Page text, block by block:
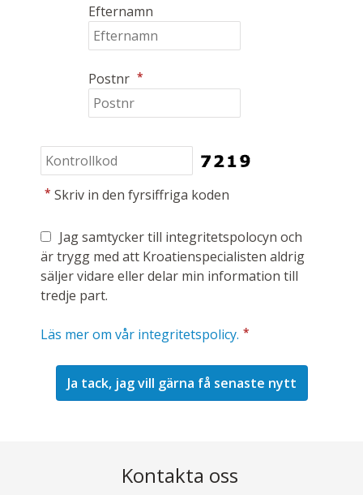
Efternamn
Postnr *
* Skriv in den fyrsiffriga koden
Jag samtycker till integritetspolocyn och
är trygg med att Kroatienspecialisten aldrig
säljer vidare eller delar min information till
tredje part.
Läs mer om vår integritetspolicy. *
Kontakta oss